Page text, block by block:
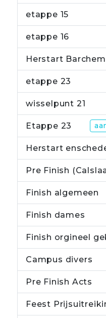
etappe 15
etappe 16
Herstart Barchem
etappe 23
wisselpunt 21
Etappe 23
Herstart
Pre Finish
Finish algemeen
Finish dames
Campus divers
Pre Finish Acts
Feest